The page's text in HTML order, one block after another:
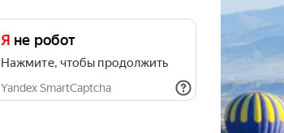
Я не робот
Нажмите, чтобы продолжить
Yandex SmartCaptcha